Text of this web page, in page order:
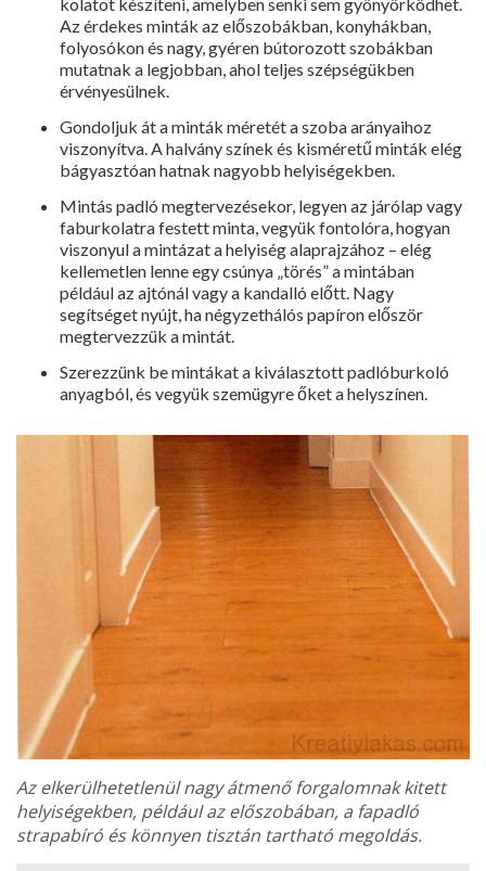
Az érdekes minták az előszobákban, konyhákban,
folyosókon és nagy, gyéren bútorozott szobákban
mutatnak a legjobban, ahol teljes szépsé­gükben
érvényesülnek.
Gondoljuk át a minták méretét a szoba arányaihoz
viszonyítva. A halvány színek és kisméretű minták elég
bágyasztóan hatnak nagyobb helyiségekben.
Mintás padló megtervezésekor, legyen az járólap vagy
faburkolatra festett minta, vegyük fontolóra, hogyan
viszonyul a mintázat a helyiség alaprajzához – elég
kellemetlen lenne egy csúnya „törés” a mintá­ban
például az ajtónál vagy a kandalló előtt. Nagy
segítséget nyújt, ha négyzethálós papíron először
megtervezzük a mintát.
Szerezzünk be mintákat a kiválasztott padlóburkoló
anyagból, és vegyük szemügyre őket a helyszínen.
Az elkerülhetetlenül nagy átmenő forgalomnak kitett
helyiségekben, például az előszobában, a fapadló
strapabíró és könnyen tisztán tartha­tó megoldás.